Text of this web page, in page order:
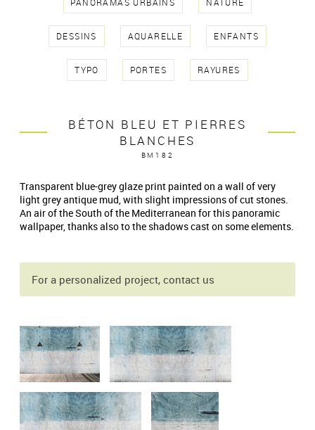
PANORAMAS URBAINS NATURE
DESSINS AQUARELLE ENFANTS
TYPO PORTES RAYURES
BÉTON BLEU ET PIERRES
BLANCHES
BM182
Transparent blue-grey glaze print painted on a wall of very
light grey antique mud, with slight impressions of cut stones.
An air of the South of the Mediterranean for this panoramic
wallpaper, thanks also to the shadows cast on some elements.
For a personalized project, contact us